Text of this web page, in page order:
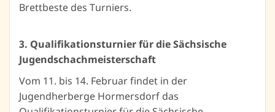
Brettbeste des Turniers.
3. Qualifikationsturnier für die Sächsische
Jugendschachmeisterschaft
Vom 11. bis 14. Februar findet in der
Jugendherberge Hormersdorf das